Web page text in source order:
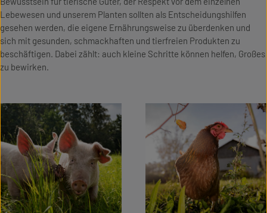
Lebewesen und unserem Planten sollten als Entscheidungshilfen
gesehen werden, die eigene Ernährungsweise zu überdenken und
sich mit gesunden, schmackhaften und tierfreien Produkten zu
beschäftigen. Dabei zählt: auch kleine Schritte können helfen, Großes
zu bewirken.